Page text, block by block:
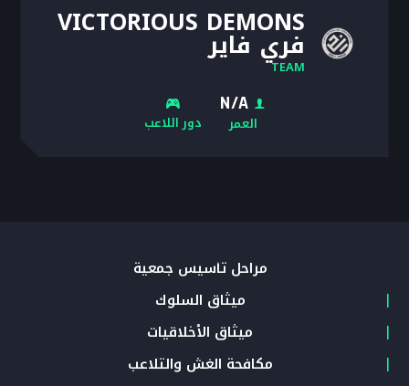
VICTORIOUS DEMONS
فري فاير
TEAM
N/A
العمر دور اللاعب
مراحل تأسيس جمعية
ميثاق السلوك
ميثاق الأخلاقيات
مكافحة الغش والتلاعب